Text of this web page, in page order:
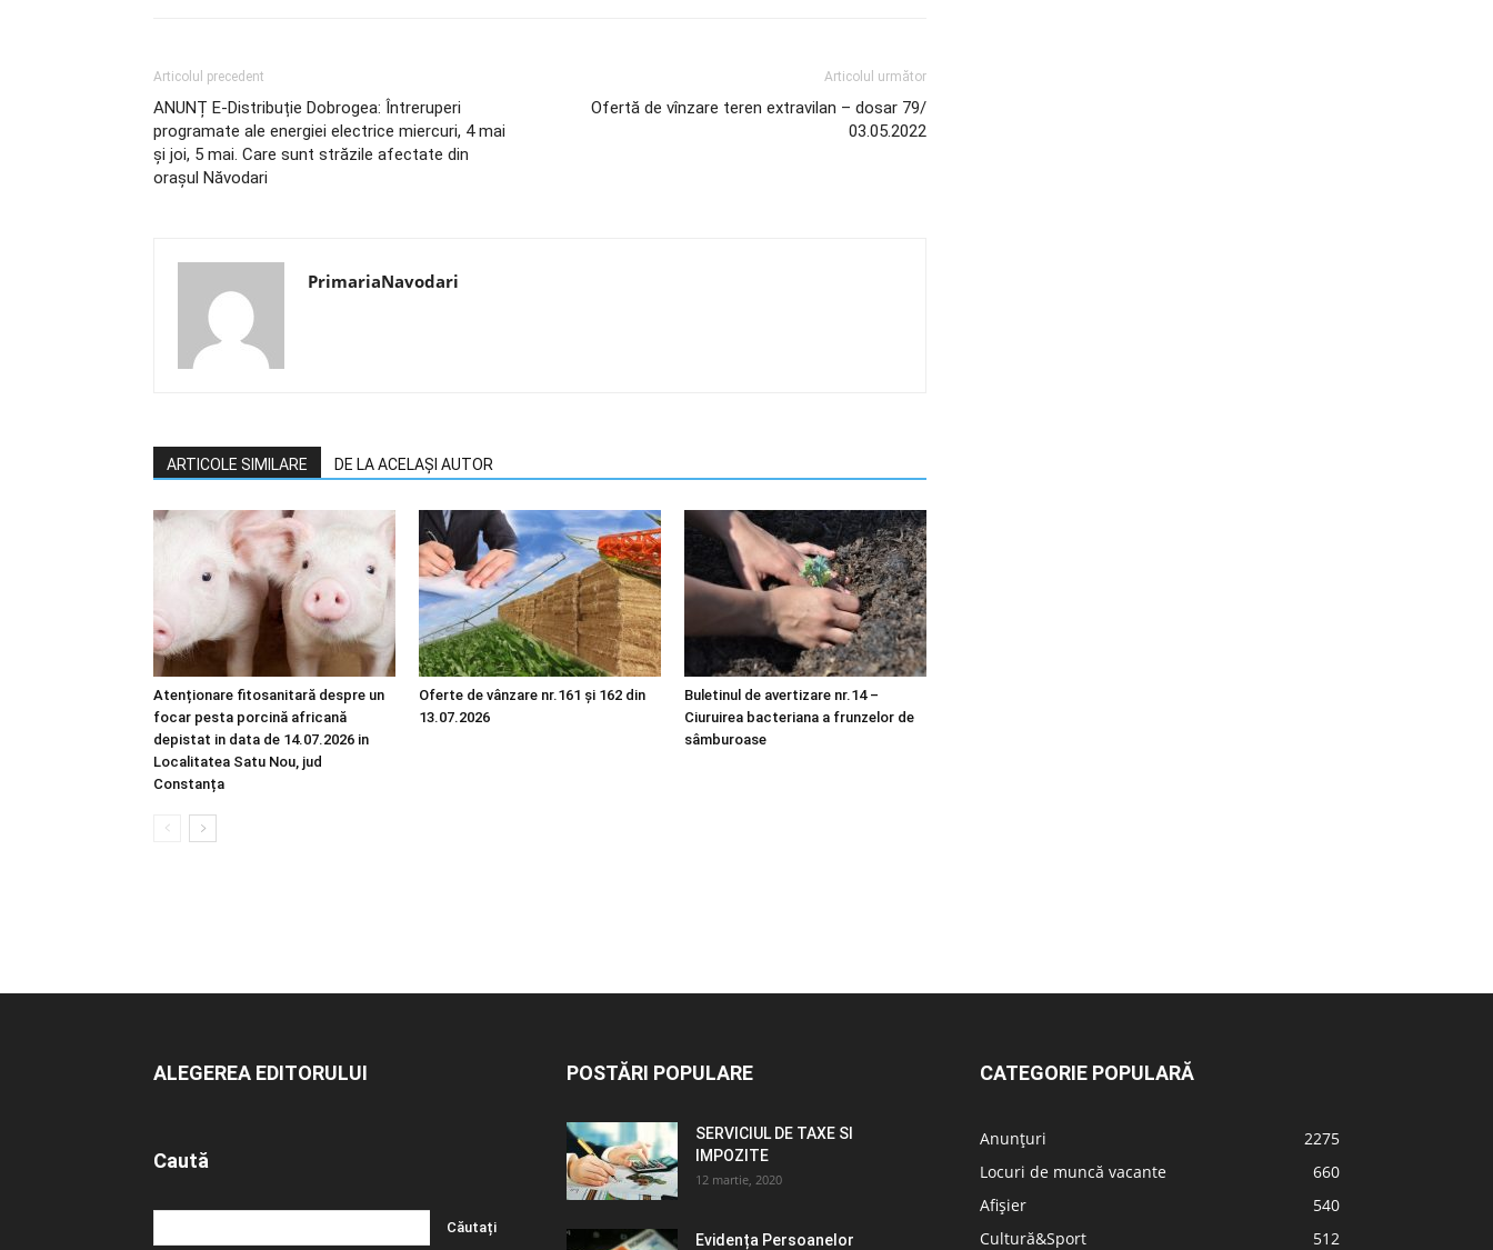
Articolul precedent
ANUNȚ E-Distribuție Dobrogea: Întreruperi
programate ale energiei electrice miercuri, 4 mai
și joi, 5 mai. Care sunt străzile afectate din
orașul Năvodari
Articolul următor
Ofertă de vînzare teren extravilan – dosar 79/
03.05.2022
PrimariaNavodari
ARTICOLE SIMILARE DE LA ACELAȘI AUTOR
Atenționare fitosanitară despre un
focar pesta porcină africană
depistat in data de 14.07.2026 in
Localitatea Satu Nou, jud
Constanța
Oferte de vânzare nr.161 și 162 din
13.07.2026
Buletinul de avertizare nr.14 –
Ciuruirea bacteriana a frunzelor de
sâmburoase
ALEGEREA EDITORULUI
Caută
POSTĂRI POPULARE
SERVICIUL DE TAXE SI
IMPOZITE
12 martie, 2020
Evidența Persoanelor
CATEGORIE POPULARĂ
Anunțuri
2275
Locuri de muncă vacante
660
Afișier
540
Cultură&Sport
512